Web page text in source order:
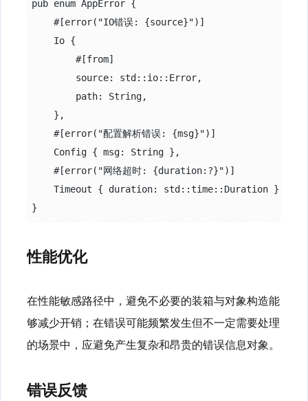
pub enum AppError {
    #[error("IO错误: {source}")]
    Io {
        #[from]
        source: std::io::Error,
        path: String,
    },
    #[error("配置解析错误: {msg}")]
    Config { msg: String },
    #[error("网络超时: {duration:?}")]
    Timeout { duration: std::time::Duration },
性能优化
在性能敏感路径中，避免不必要的装箱与对象构造能
够减少开销；在错误可能频繁发生但不一定需要处理
的场景中，应避免产生复杂和昂贵的错误信息对象。
错误反馈